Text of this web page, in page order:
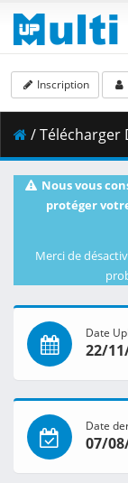
Inscription
/ Télécharger
Nous vous
protéger
Merci de
Date
22/
Date
07/